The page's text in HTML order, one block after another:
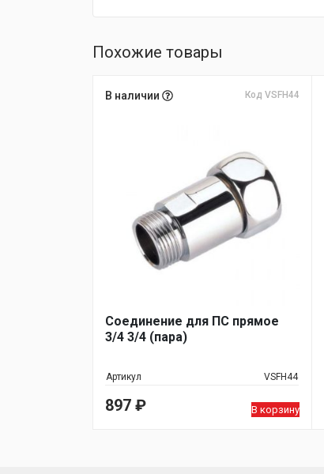
Похожие товары
В наличии Код VSFH44
Соединение для ПС прямое
3/4 3/4 (пара)
Артикул VSFH44
897 ₽ В корзину